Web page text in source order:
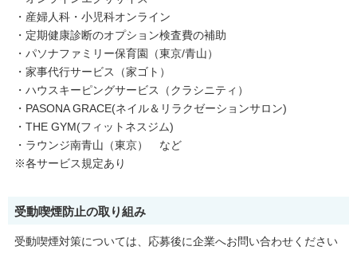
・産婦人科・小児科オンライン
・定期健康診断のオプション検査費の補助
・パソナファミリー保育園（東京/青山）
・家事代行サービス（家ゴト）
・ハウスキーピングサービス（クラシニティ）
・PASONA GRACE(ネイル＆リラクゼーションサロン)
・THE GYM(フィットネスジム)
・ラウンジ南青山（東京） など
※各サービス規定あり
受動喫煙防止の取り組み
受動喫煙対策については、応募後に企業へお問い合わせください